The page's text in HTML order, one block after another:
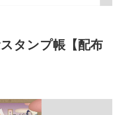
タンプ帳【配布